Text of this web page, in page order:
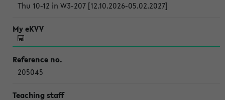
Thu 10-12 in W3-207 [12.10.2026-05.02.2027]
205045